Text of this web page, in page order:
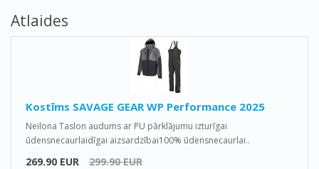
Atlaides
Kostīms SAVAGE GEAR WP Performance 2025
Neilona Taslon audums ar PU pārklājumu izturīgai
ūdensnecaurlaidīgai aizsardzībai100% ūdensnecaurlai..
269.90 EUR 299.90 EUR